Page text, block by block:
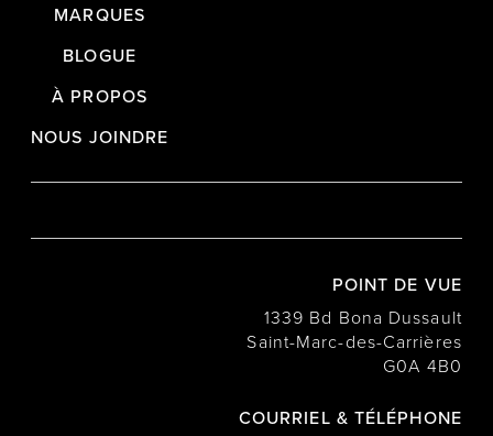
MARQUES
BLOGUE
À PROPOS
NOUS JOINDRE
POINT DE VUE
1339 Bd Bona Dussault
Saint-Marc-des-Carrières
G0A 4B0
COURRIEL & TÉLÉPHONE